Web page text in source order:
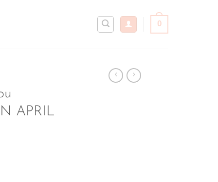
0
APRIL